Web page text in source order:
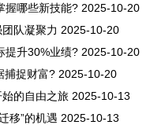
握哪些新技能? 2025-10-20
队凝聚力 2025-10-20
提升30%业绩? 2025-10-20
捕捉财富? 2025-10-20
的自由之旅 2025-10-13
移”的机遇 2025-10-13